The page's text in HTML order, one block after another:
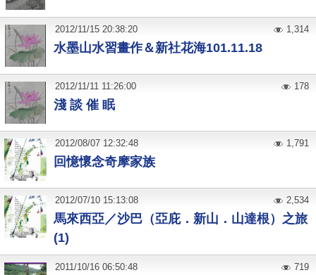
水墨山水習畫作＆新社花海101.11.18
2012/11/15 20:38:20 1,314
淺 談 催 眠
2012/11/11 11:26:00 178
回憶懷念奇摩家族
2012/08/07 12:32:48 1,791
馬來西亞／沙巴（亞庇．新山．山達根）之旅
(1)
2012/07/10 15:13:08 2,534
2011/10/16 06:50:48 719